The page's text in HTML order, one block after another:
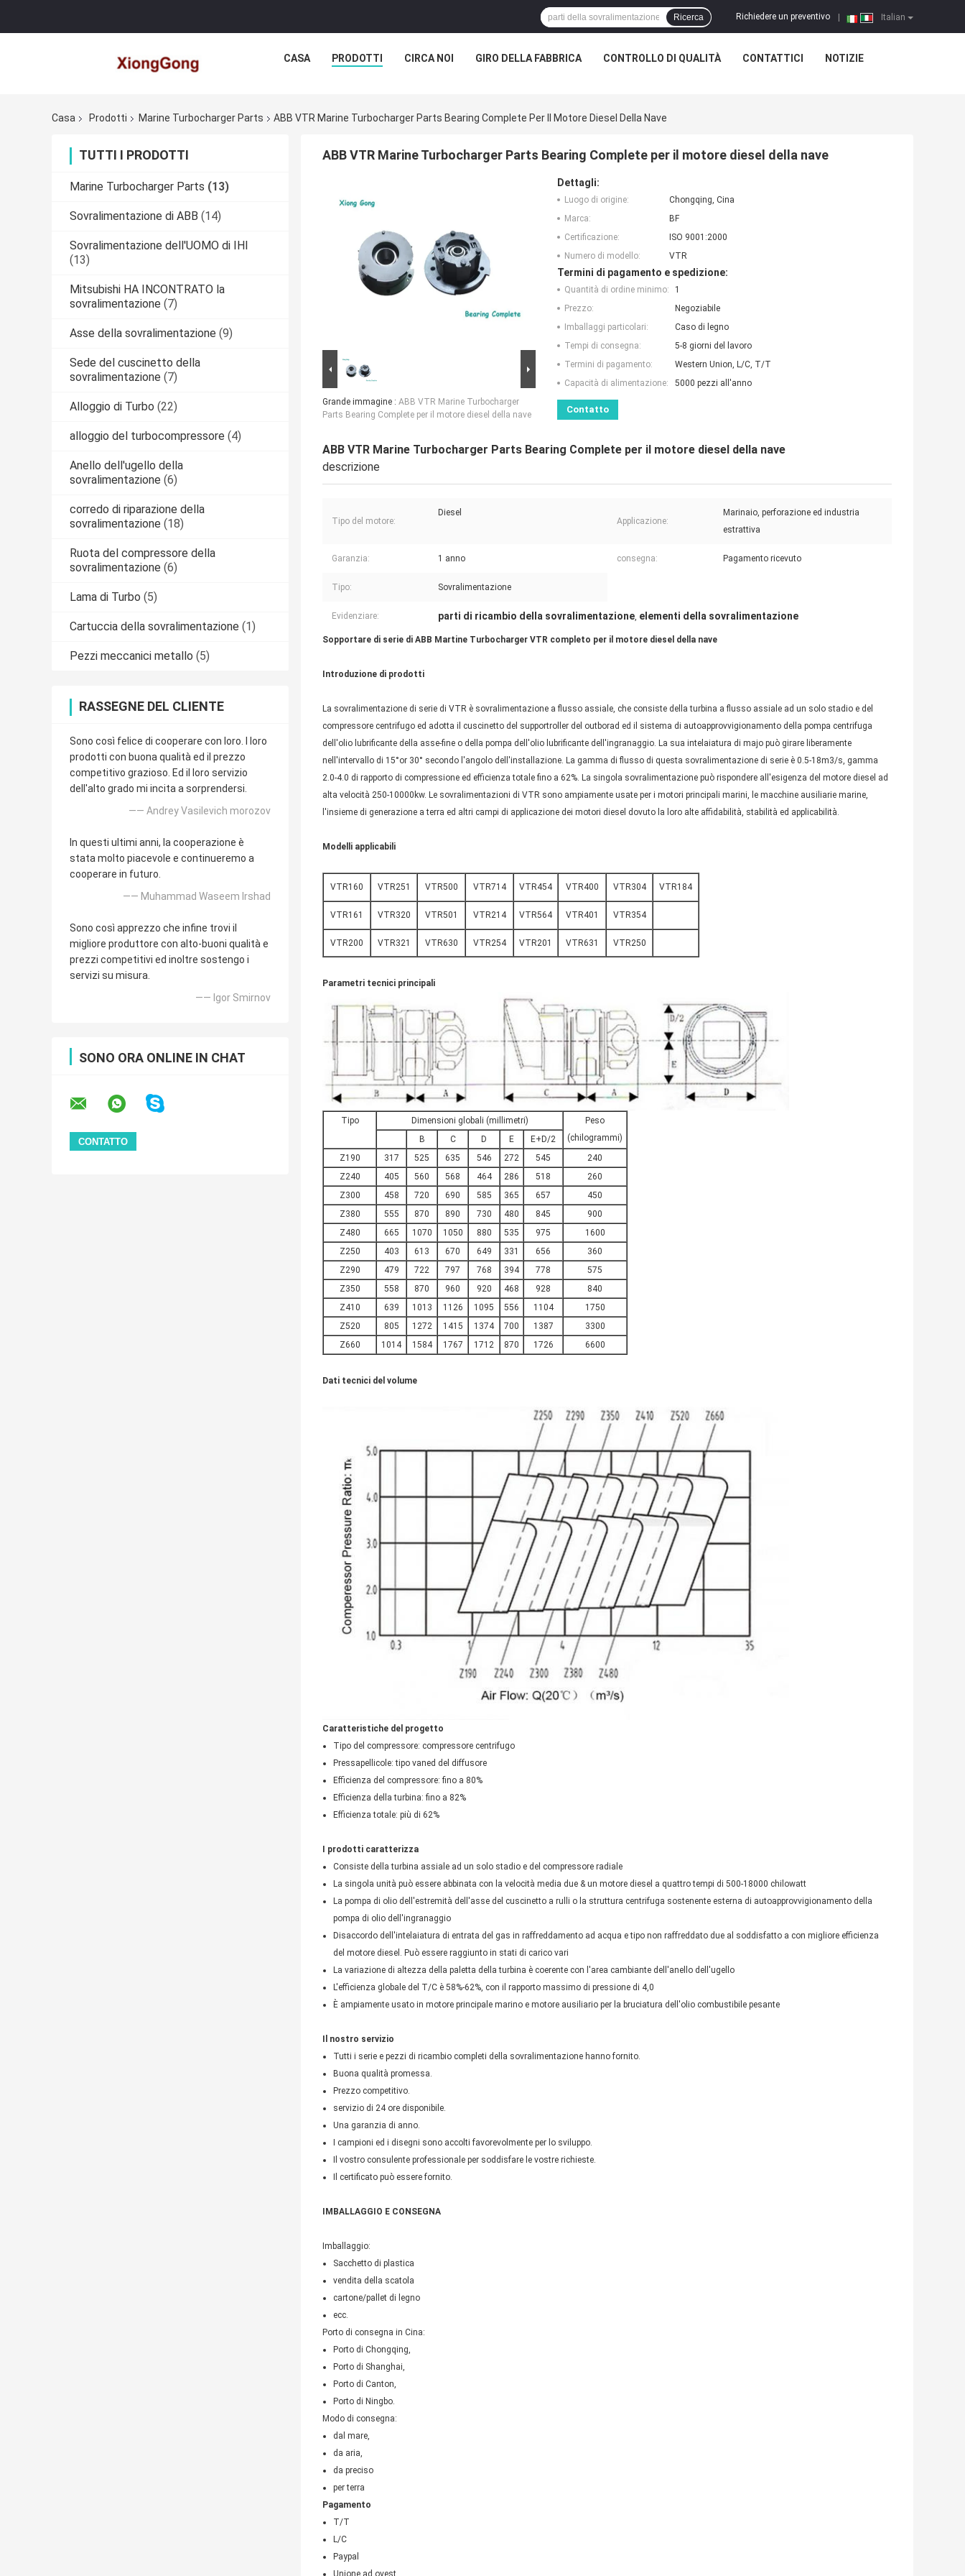
Italian
Richiedere un preventivo
Ricerca
CASA PRODOTTI CIRCA NOI GIRO DELLA FABBRICA CONTROLLO DI QUALITÀ CONTATTICI NOTIZIE
Casa Prodotti Marine Turbocharger Parts ABB VTR Marine Turbocharger Parts Bearing Complete Per Il Motore Diesel Della Nave
TUTTI I PRODOTTI
Marine Turbocharger Parts (13)
Sovralimentazione di ABB (14)
Sovralimentazione dell'UOMO di IHI
(13)
Mitsubishi HA INCONTRATO la
sovralimentazione (7)
Asse della sovralimentazione (9)
Sede del cuscinetto della
sovralimentazione (7)
Alloggio di Turbo (22)
alloggio del turbocompressore (4)
Anello dell'ugello della
sovralimentazione (6)
corredo di riparazione della
sovralimentazione (18)
Ruota del compressore della
sovralimentazione (6)
Lama di Turbo (5)
Cartuccia della sovralimentazione (1)
Pezzi meccanici metallo (5)
RASSEGNE DEL CLIENTE
Sono così felice di cooperare con loro. I loro
prodotti con buona qualità ed il prezzo
competitivo grazioso. Ed il loro servizio
dell'alto grado mi incita a sorprendersi.
—— Andrey Vasilevich morozov
In questi ultimi anni, la cooperazione è
stata molto piacevole e continueremo a
cooperare in futuro.
—— Muhammad Waseem Irshad
Sono così apprezzo che infine trovi il
migliore produttore con alto-buoni qualità e
prezzi competitivi ed inoltre sostengo i
servizi su misura.
—— Igor Smirnov
SONO ORA ONLINE IN CHAT
ABB VTR Marine Turbocharger Parts Bearing Complete per il motore diesel della nave
Grande immagine : ABB VTR Marine Turbocharger
Parts Bearing Complete per il motore diesel della nave
Dettagli:
Luogo di origine:
Chongqing, Cina
Marca:
BF
Certificazione:
ISO 9001:2000
Numero di modello:
VTR
Termini di pagamento e spedizione:
Quantità di ordine minimo:
1
Prezzo:
Negoziabile
Imballaggi particolari:
Caso di legno
Tempi di consegna:
5-8 giorni del lavoro
Termini di pagamento:
Western Union, L/C, T/T
Capacità di alimentazione:
5000 pezzi all'anno
Contatto
ABB VTR Marine Turbocharger Parts Bearing Complete per il motore diesel della nave
descrizione
Tipo del motore:
Diesel
Applicazione:
Marinaio, perforazione ed industria
estrattiva
Garanzia: 1 anno consegna: Pagamento ricevuto
Tipo: Sovralimentazione
Evidenziare: parti di ricambio della sovralimentazione, elementi della sovralimentazione
Sopportare di serie di ABB Martine Turbocharger VTR completo per il motore diesel della nave
Introduzione di prodotti
La sovralimentazione di serie di VTR è sovralimentazione a flusso assiale, che consiste della turbina a flusso assiale ad un solo stadio e del
compressore centrifugo ed adotta il cuscinetto del supportroller del outborad ed il sistema di autoapprovvigionamento della pompa centrifuga
dell'olio lubrificante della asse-fine o della pompa dell'olio lubrificante dell'ingranaggio. La sua intelaiatura di majo può girare liberamente
nell'intervallo di 15°or 30° secondo l'angolo dell'installazione. La gamma di flusso di questa sovralimentazione di serie è 0.5-18m3/s, gamma
2.0-4.0 di rapporto di compressione ed efficienza totale fino a 62%. La singola sovralimentazione può rispondere all'esigenza del motore diesel ad
alta velocità 250-10000kw. Le sovralimentazioni di VTR sono ampiamente usate per i motori principali marini, le macchine ausiliarie marine,
l'insieme di generazione a terra ed altri campi di applicazione dei motori diesel dovuto la loro alte affidabilità, stabilità ed applicabilità.
Modelli applicabili
VTR160 VTR251 VTR500 VTR714 VTR454 VTR400 VTR304 VTR184
VTR161 VTR320 VTR501 VTR214 VTR564 VTR401 VTR354
VTR200 VTR321 VTR630 VTR254 VTR201 VTR631 VTR250
Parametri tecnici principali
Tipo Dimensioni globali (millimetri)
Peso
(chilogrammi)
B C D E
E+D/2
Z190
317 525 635 546 272 545
240
Z240
405 560 568 464 286 518
260
Z300
458 720 690 585 365 657
450
Z380
555 870 890 730 480 845
900
Z480
665 1070 1050 880 535 975
1600
Z250
403 613 670 649 331 656
360
Z290
479 722 797 768 394 778
575
Z350
558 870 960 920 468 928
840
Z410
639 1013 1126 1095 556 1104
1750
Z520
805 1272 1415 1374 700 1387
3300
Z660
1014 1584 1767 1712 870 1726 6600
Dati tecnici del volume
Caratteristiche del progetto
Tipo del compressore: compressore centrifugo
Pressapellicole: tipo vaned del diffusore
Efficienza del compressore: fino a 80%
Efficienza della turbina: fino a 82%
Efficienza totale: più di 62%
I prodotti caratterizza
Consiste della turbina assiale ad un solo stadio e del compressore radiale
La singola unità può essere abbinata con la velocità media due & un motore diesel a quattro tempi di 500-18000 chilowatt
La pompa di olio dell'estremità dell'asse del cuscinetto a rulli o la struttura centrifuga sostenente esterna di autoapprovvigionamento della
pompa di olio dell'ingranaggio
Disaccordo dell'intelaiatura di entrata del gas in raffreddamento ad acqua e tipo non raffreddato due al soddisfatto a con migliore efficienza
del motore diesel. Può essere raggiunto in stati di carico vari
La variazione di altezza della paletta della turbina è coerente con l'area cambiante dell'anello dell'ugello
L'efficienza globale del T/C è 58%-62%, con il rapporto massimo di pressione di 4,0
È ampiamente usato in motore principale marino e motore ausiliario per la bruciatura dell'olio combustibile pesante
Il nostro servizio
Tutti i serie e pezzi di ricambio completi della sovralimentazione hanno fornito.
Buona qualità promessa.
Prezzo competitivo.
servizio di 24 ore disponibile.
Una garanzia di anno.
I campioni ed i disegni sono accolti favorevolmente per lo sviluppo.
Il vostro consulente professionale per soddisfare le vostre richieste.
Il certificato può essere fornito.
IMBALLAGGIO E CONSEGNA
Imballaggio:
Sacchetto di plastica
vendita della scatola
cartone/pallet di legno
ecc.
Porto di consegna in Cina:
Porto di Chongqing,
Porto di Shanghai,
Porto di Canton,
Porto di Ningbo.
Modo di consegna:
dal mare,
da aria,
da preciso
per terra
Pagamento
T/T
L/C
Paypal
Unione ad ovest